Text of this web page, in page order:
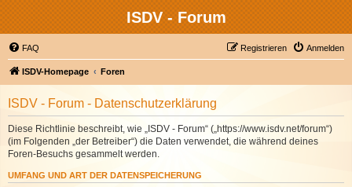
ISDV - Forum
FAQ Anmelden
Registrieren
ISDV-Homepage Foren
ISDV - Forum - Datenschutzerklärung
Diese Richtlinie beschreibt, wie „ISDV - Forum“ („https://www.isdv.net/forum“)
(im Folgenden „der Betreiber“) die Daten verwendet, die während deines
Foren-Besuchs gesammelt werden.
UMFANG UND ART DER DATENSPEICHERUNG